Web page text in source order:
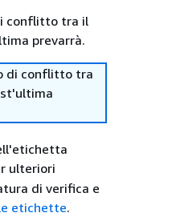
conflitto tra il
prevarrà.
di conflitto tra
ulteriori
di verifica e
etichette.